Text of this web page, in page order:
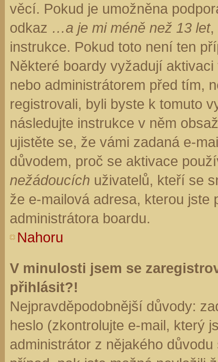
věcí. Pokud je umožněna
odkaz …a je mi méně než 13 let,
instrukce. Pokud toto není ten
Některé boardy vyžadují
nebo administrátorem před tím,
registrovali, byli byste k tomuto
následujte instrukce v něm
ujistěte se, že vámi zadaná e-
důvodem, proč se aktivace
nežádoucích uživatelů, kteří se
že e-mailová adresa, kterou jste
administrátora boardu.
Nahoru
V minulosti jsem se
přihlásit?!
Nejpravděpodobnější důvody:
heslo (zkontrolujte e-mail, který
administrátor z nějakého